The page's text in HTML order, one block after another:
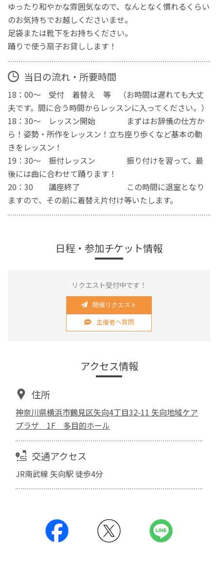
ゆったり和やかな雰囲気なので、なんとなく慣れるくらい
のお気持ちでお越しくださいませ。
足袋または靴下をお持ちください。
踊りで使う扇子お貸しします！
当日の流れ・所要時間
18：00～ 受付 着替え 等 （お時間は遅れても大丈
夫です。間に合う時間からレッスンに入ってください。）
18：30～ レッスン開始 まずはお辞儀の仕方か
ら！姿勢・所作をレッスン！立ち座り歩くなど基本の動
きをレッスン！
19：30～ 振付レッスン 振り付けを習って、最
後には曲に合わせて踊ります！
20：30 講座終了 この時間に退室となり
ますので、その前に着替え片付け等いたします。
日程・参加チケット情報
リクエスト受付中です！
開催リクエスト
主催者へ質問
アクセス情報
住所
神奈川県横浜市鶴見区矢向4丁目32-11 矢向地域ケア
プラザ 1F 多目的ホール
交通アクセス
JR南武線 矢向駅 徒歩4分